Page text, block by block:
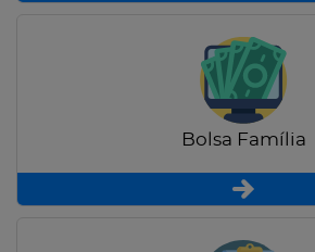
Bolsa Família